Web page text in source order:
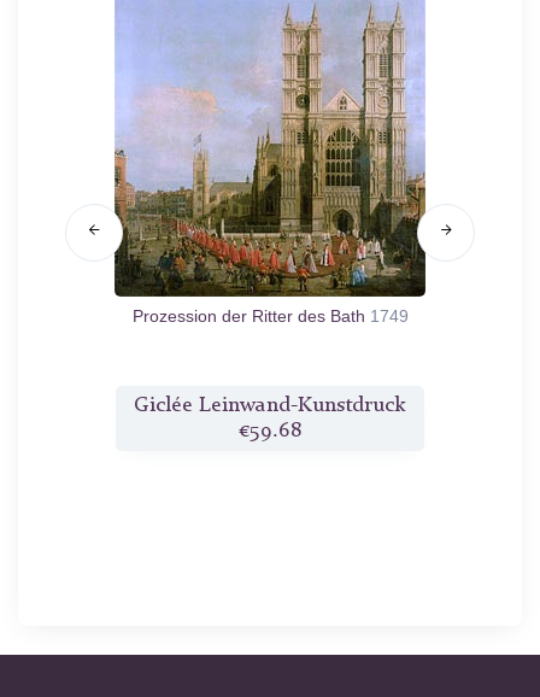
Prozession der Ritter des Bath 1749
Giclée Leinwand-Kunstdruck
€59.68